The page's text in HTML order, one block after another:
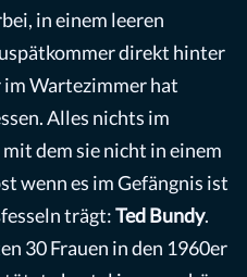
in einem leeren
direkt hinter
im Wartezimmer hat
Alles nichts im
dem sie nicht in einem
wenn es im Gefängnis ist
trägt:Ted Bundy.
30 Frauen in den 1960er